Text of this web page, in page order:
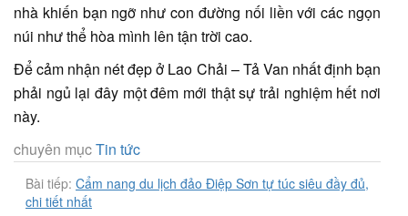
nhà khiến bạn ngỡ như con đường nối liền với các ngọn
núi như thể hòa mình lên tận trời cao.
Để cảm nhận nét đẹp ở Lao Chải – Tả Van nhất định bạn
phải ngủ lại đây một đêm mới thật sự trải nghiệm hết nơi
này.
chuyên mụcTin tức
Bài tiếp: Cẩm nang du lịch đảo Điệp Sơn tự túc siêu đầy đủ,
chi tiết nhất